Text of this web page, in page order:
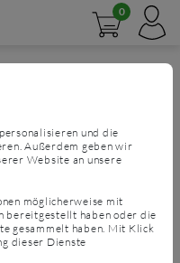
0
und die
Außerdem geben wir
Website an unsere
möglicherweise mit
bereitgestellt haben oder die
gesammelt haben. Mit Klick
dieser Dienste